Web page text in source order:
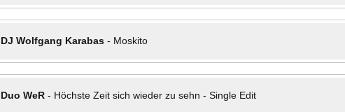
DJ Wolfgang Karabas- Moskito
Duo WeR- Höchste Zeit sich wieder zu sehn - Single Edit